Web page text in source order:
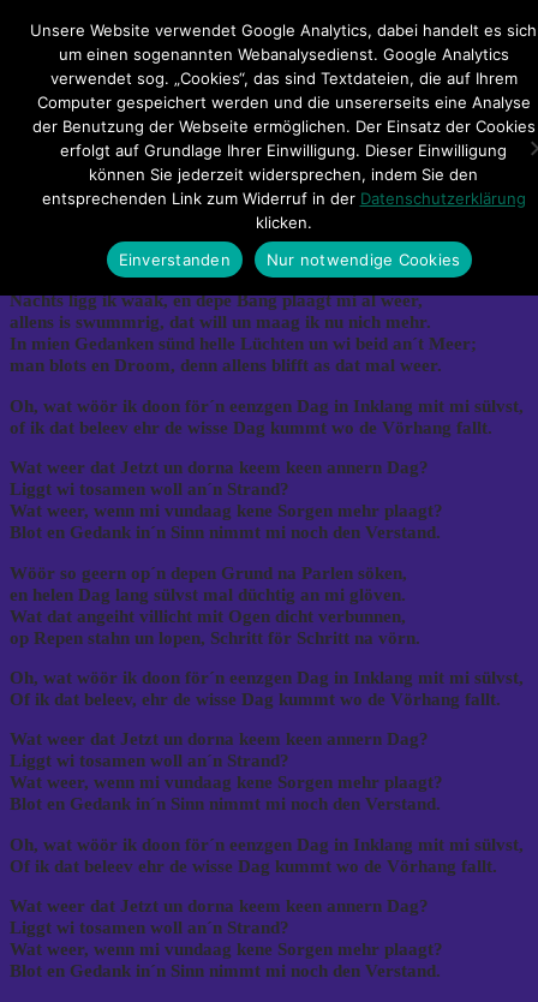
Impressum Datenschutzerklärung
Teilnahmebedingungen
Sitemap
Kontakt
HeldenSpuren – Geev dat keen
Morgen mehr (Celle)
Nachts ligg ik waak, en depe Bang plaagt mi al weer,
allens is swummrig, dat will un maag ik nu nich mehr.
In mien Gedanken sünd helle Lüchten un wi beid an´t Meer;
man blots en Droom, denn allens blifft as dat mal weer.
Oh, wat wöör ik doon för´n eenzgen Dag in Inklang mit mi sülvst,
of ik dat beleev ehr de wisse Dag kummt wo de Vörhang fallt.
Wat weer dat Jetzt un dorna keem keen annern Dag?
Liggt wi tosamen woll an´n Strand?
Wat weer, wenn mi vundaag kene Sorgen mehr plaagt?
Blot en Gedank in´n Sinn nimmt mi noch den Verstand.
Wöör so geern op´n depen Grund na Parlen söken,
en helen Dag lang sülvst mal düchtig an mi glöven.
Wat dat angeiht villicht mit Ogen dicht verbunnen,
op Repen stahn un lopen, Schritt för Schritt na vörn.
Oh, wat wöör ik doon för´n eenzgen Dag in Inklang mit mi sülvst,
Of ik dat beleev, ehr de wisse Dag kummt wo de Vörhang fallt.
Wat weer dat Jetzt un dorna keem keen annern Dag?
Liggt wi tosamen woll an´n Strand?
Wat weer, wenn mi vundaag kene Sorgen mehr plaagt?
Blot en Gedank in´n Sinn nimmt mi noch den Verstand.
Oh, wat wöör ik doon för´n eenzgen Dag in Inklang mit mi sülvst,
Of ik dat beleev ehr de wisse Dag kummt wo de Vörhang fallt.
Wat weer dat Jetzt un dorna keem keen annern Dag?
Liggt wi tosamen woll an´n Strand?
Wat weer, wenn mi vundaag kene Sorgen mehr plaagt?
Blot en Gedank in´n Sinn nimmt mi noch den Verstand.
Hauptmenü
Unsere Website verwendet Google Analytics, dabei handelt es sich
um einen sogenannten Webanalysedienst. Google Analytics
verwendet sog. „Cookies“, das sind Textdateien, die auf Ihrem
Computer gespeichert werden und die unsererseits eine Analyse
der Benutzung der Webseite ermöglichen. Der Einsatz der Cookies
erfolgt auf Grundlage Ihrer Einwilligung. Dieser Einwilligung
können Sie jederzeit widersprechen, indem Sie den
entsprechenden Link zum Widerruf in der Datenschutzerklärung
klicken.
Einverstanden
Nur notwendige Cookies